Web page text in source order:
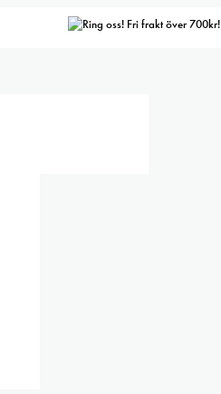
Fri frakt över 700kr!